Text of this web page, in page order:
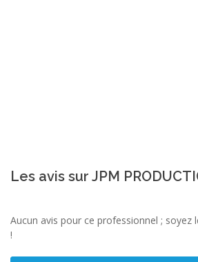
Les avis sur JPM
Aucun avis pour ce professionnel ; soyez
!